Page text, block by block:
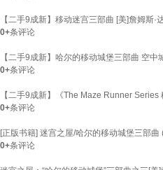
【二手9成新】移动迷宫三部曲 [美]詹姆斯·
0+条评论
【二手9成新】哈尔的移动城堡三部曲 空中
0+条评论
【二手9成新】《The Maze Runner
0+条评论
[正版书籍] 迷宫之屋/哈尔的移动城堡三部
0+条评论